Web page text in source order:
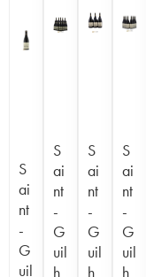
S
ai
nt
-
G
uil
S
ai
nt
-
G
uil
h
S
ai
nt
-
G
uil
h
S
ai
nt
-
G
uil
h